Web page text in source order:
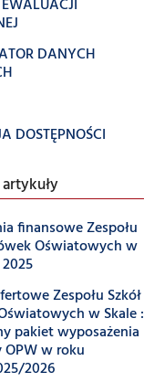
DANYCH
DOSTĘPNOŚCI
finansowe Zespołu
Oświatowych w
Zespołu Szkół
w Skale :
pakiet wyposażenia
OPW w roku
2026